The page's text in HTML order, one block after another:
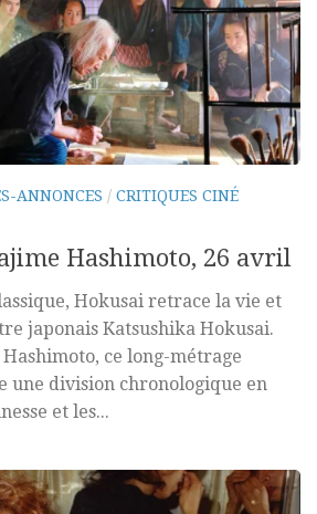
ANNONCES / CRITIQUES CINÉ
Hashimoto, 26 avril
Hokusai retrace la vie et
japonais Katsushika Hokusai.
ce long-métrage
une division chronologique en
et les...